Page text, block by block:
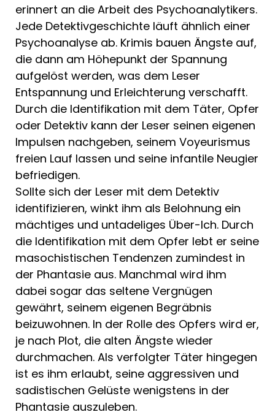
erinnert an die Arbeit des Psychoanalyti­kers.
Jede Detektivgeschichte läuft ähn­lich einer
Psychoanalyse ab. Krimis bau­en Ängste auf,
die dann am Höhepunkt der Spannung
aufgelöst werden, was dem Leser
Entspannung und Erleichterung verschafft.
Durch die Identifikation mit dem Täter, Opfer
oder Detektiv kann der Leser seinen eigenen
Impulsen nachge­ben, seinem Voyeurismus
freien Lauf las­sen und seine infantile Neugier
befriedi­gen.
Sollte sich der Leser mit dem Detektiv
identifizieren, winkt ihm als Belohnung ein
mächtiges und untadeliges Über-Ich. Durch
die Identifikation mit dem Opfer lebt er seine
masochistischen Tendenzen zumindest in
der Phantasie aus. Manchmal wird ihm
dabei sogar das seltene Vergnügen
gewährt, seinem eigenen Be­gräbnis
beizuwohnen. In der Rolle des Opfers wird er,
je nach Plot, die alten Ängste wieder
durchmachen. Als verfolg­ter Täter hingegen
ist es ihm erlaubt, seine aggressiven und
sadistischen Gelü­ste wenigstens in der
Phantasie auszule­ben.